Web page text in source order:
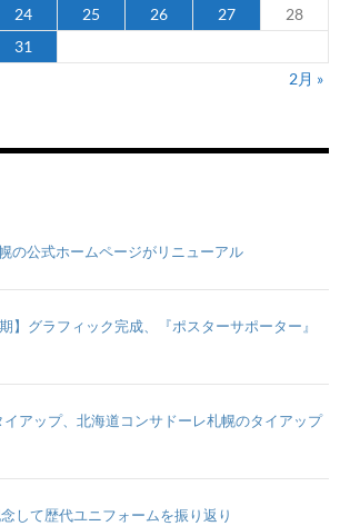
24 25 26 27
28
31
2月 »
の公式ホームページがリニューアル
】グラフィック完成、『ポスターサポーター』
イアップ、北海道コンサドーレ札幌のタイアップ
して歴代ユニフォームを振り返り